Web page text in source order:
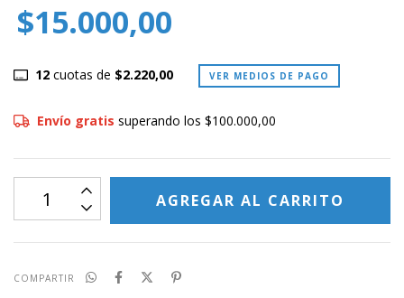
$15.000,00
12cuotas de $2.220,00 VER MEDIOS DE PAGO
Envío gratis superando los $100.000,00
COMPARTIR